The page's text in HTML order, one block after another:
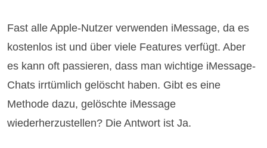
Fast alle Apple-Nutzer verwenden iMessage, da es
kostenlos ist und über viele Features verfügt. Aber
es kann oft passieren, dass man wichtige iMessage-
Chats irrtümlich gelöscht haben. Gibt es eine
Methode dazu, gelöschte iMessage
wiederherzustellen? Die Antwort ist Ja.